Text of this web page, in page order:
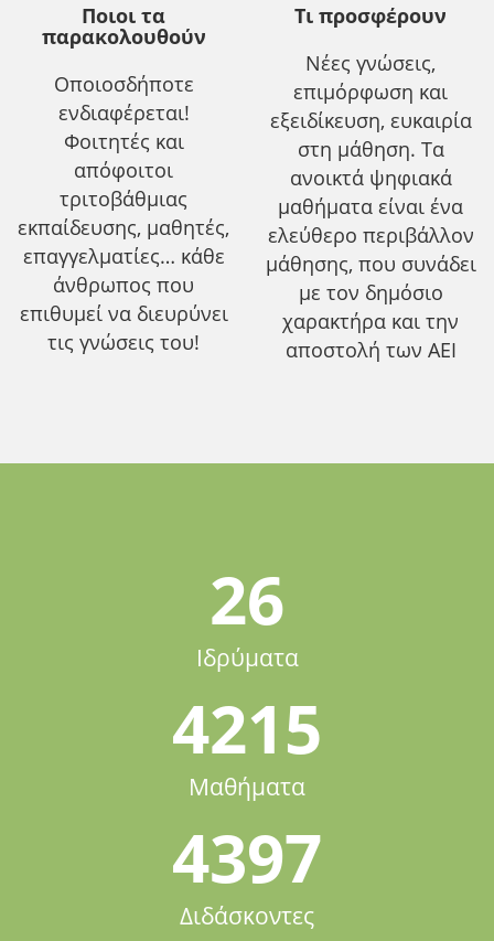
Ποιοι τα
παρακολουθούν
Οποιοσδήποτε
ενδιαφέρεται!
Φοιτητές και
απόφοιτοι
τριτοβάθμιας
εκπαίδευσης, μαθητές,
επαγγελματίες… κάθε
άνθρωπος που
επιθυμεί να διευρύνει
τις γνώσεις του!
Τι προσφέρουν
Νέες γνώσεις,
επιμόρφωση και
εξειδίκευση, ευκαιρία
στη μάθηση. Τα
ανοικτά ψηφιακά
μαθήματα είναι ένα
ελεύθερο περιβάλλον
μάθησης, που συνάδει
με τον δημόσιο
χαρακτήρα και την
αποστολή των ΑΕΙ
26
Ιδρύματα
4215
Μαθήματα
4397
Διδάσκοντες